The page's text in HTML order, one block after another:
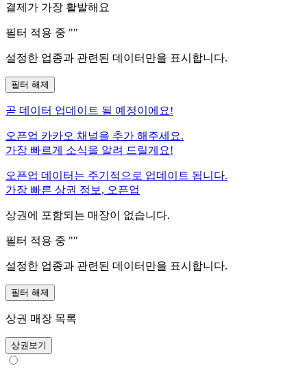
결제가 가장 활발해요
필터 적용 중 ""
설정한 업종과 관련된 데이터만을 표시합니다.
필터 해제
곧 데이터 업데이트 될 예정이에요!
오픈업 카카오 채널을 추가 해주세요.
가장 빠르게 소식을 알려 드릴게요!
오픈업 데이터는 주기적으로 업데이트 됩니다.
가장 빠른 상권 정보, 오픈업
상권에 포함되는 매장이 없습니다.
필터 적용 중 ""
설정한 업종과 관련된 데이터만을 표시합니다.
필터 해제
상권 매장 목록
상권보기